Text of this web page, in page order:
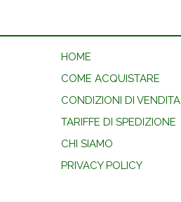
HOME
COME ACQUISTARE
CONDIZIONI DI VENDITA
TARIFFE DI SPEDIZIONE
CHI SIAMO
PRIVACY POLICY